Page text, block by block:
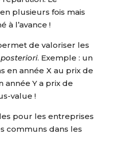
plusieurs fois mais
à l’avance !
de valoriser les
. Exemple : un
en année X au prix de
année Y a prix de
value !
pour les entreprises
communs dans les